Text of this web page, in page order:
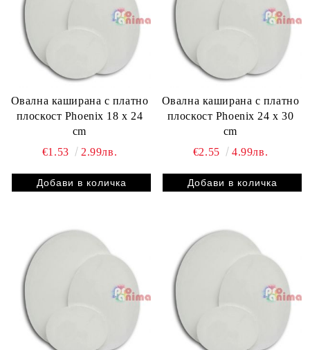
Овална каширана с платно
плоскост Phoenix 18 x 24
cm
€1.53
2.99лв.
Овална каширана с платно
плоскост Phoenix 24 x 30
cm
€2.55
4.99лв.